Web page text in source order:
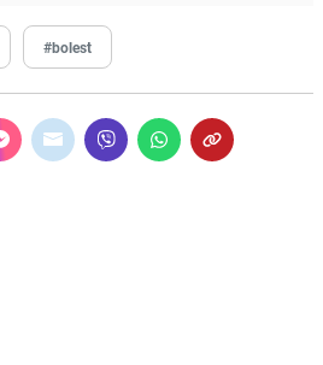
#bolest